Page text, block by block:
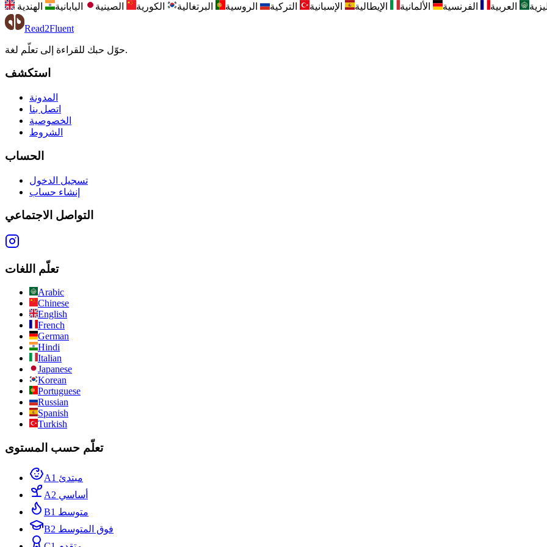
العربية الفرنسية الألمانية الإيطالية الإسبانية التركية الروسية البرتغالية الكورية الصينية اليابانية الهندية
Read2Fluent
حوّل حبك للقراءة إلى تعلّم لغة.
استكشف
المدونة
اتصل بنا
الخصوصية
الشروط
الحساب
تسجيل الدخول
إنشاء حساب
التواصل الاجتماعي
تعلّم اللغات
Arabic
Chinese
English
French
German
Hindi
Italian
Japanese
Korean
Portuguese
Russian
Spanish
Turkish
تعلّم حسب المستوى
A1 مبتدئ
A2 أساسي
B1 متوسط
B2 فوق المتوسط